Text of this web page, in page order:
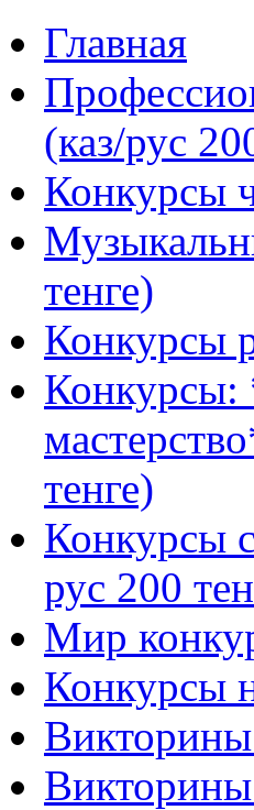
Главная
(каз/рус
Конкурсы
тенге)
Конкурсы
Конкурсы:
тенге)
Конкурсы
рус 200
Мир
Конкурсы
Викторины